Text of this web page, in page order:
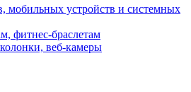
мобильных устройств и системных
фитнес-браслетам
веб-камеры